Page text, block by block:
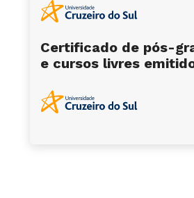
Certificado de pós-
e cursos livres